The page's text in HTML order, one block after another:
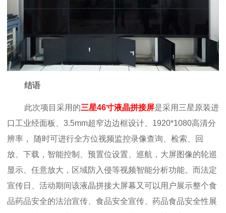
结语
此次项目采用的三星46寸液晶拼接屏是采用三星原装进
口工业经面板、3.5mm超窄边边框设计、 1920*1080高清分
辨率，
随时可进行全方位视频监控录像查询、检索、回
放、下载，智能控制、预置位设置、巡航，大屏图像的轮巡
显示、任意放大，区域防入侵等视频智能分析功能。而法定
宣传日、活动期间该液晶拼接大屏幕又可以用户展示整个食
品药品安全的法治宣传、食品安全宣传、药品食品安全性展